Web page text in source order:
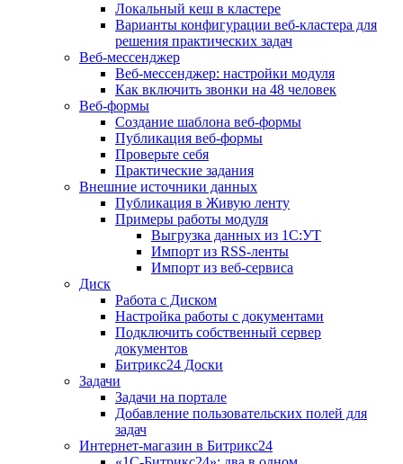
Локальный кеш в кластере
Варианты конфигурации веб-кластера для
решения практических задач
Веб-мессенджер
Веб-мессенджер: настройки модуля
Как включить звонки на 48 человек
Веб-формы
Создание шаблона веб-формы
Публикация веб-формы
Проверьте себя
Практические задания
Внешние источники данных
Публикация в Живую ленту
Примеры работы модуля
Выгрузка данных из 1С:УТ
Импорт из RSS-ленты
Импорт из веб-сервиса
Диск
Работа с Диском
Настройка работы с документами
Подключить собственный сервер
документов
Битрикс24 Доски
Задачи
Задачи на портале
Добавление пользовательских полей для
задач
Интернет-магазин в Битрикс24